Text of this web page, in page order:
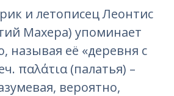
и летописец Леонтис
Махера) упоминает
называя её «деревня с
παλάτια (палатья) –
вероятно,